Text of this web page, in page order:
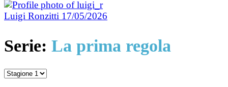
Luigi Ronzitti 17/05/2026
Serie: La prima regola